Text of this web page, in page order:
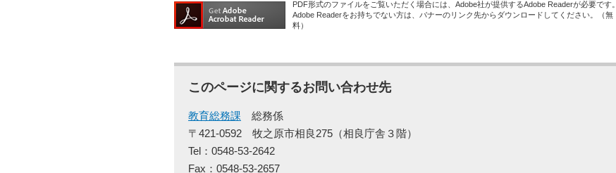
PDF形式のファイルをご覧いただく場合には、Adobe社が提供するAdobe Readerが必要です。
Adobe Readerをお持ちでない方は、バナーのリンク先からダウンロードしてください。（無
料）
このページに関するお問い合わせ先
教育総務課
総務係
〒421-0592
牧之原市相良275（相良庁舎３階）
Tel：0548-53-2642
Fax：0548-53-2657